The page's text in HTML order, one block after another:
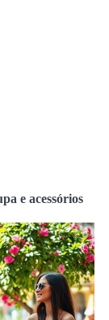
e acessórios